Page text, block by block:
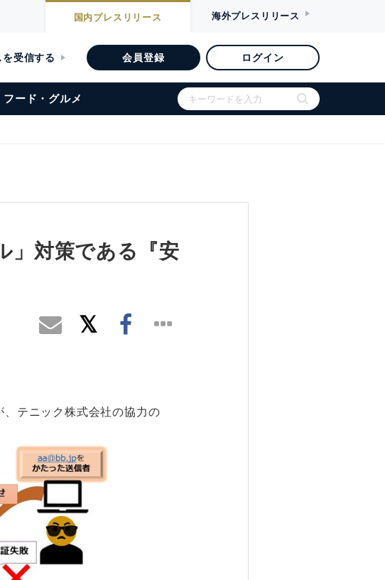
国内プレスリリース 海外プレスリリース
受信する 会員登録 ログイン
フード・グルメ
」対策である『安
テニック株式会社の協力の